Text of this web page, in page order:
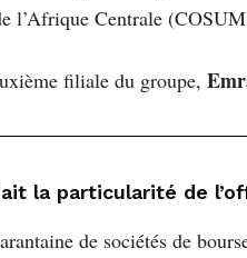
l’Afrique Centrale
filiale du groupe,
la particularité de
de sociétés de